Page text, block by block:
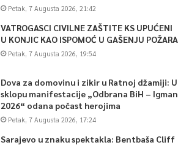
Petak, 7 Augusta 2026, 21:42
VATROGASCI CIVILNE ZAŠTITE KS UPUĆENI
U KONJIC KAO ISPOMOĆ U GAŠENJU POŽARA
Petak, 7 Augusta 2026, 19:54
Dova za domovinu i zikir u Ratnoj džamiji: U
sklopu manifestacije „Odbrana BiH – Igman
2026“ odana počast herojima
Petak, 7 Augusta 2026, 17:24
Sarajevo u znaku spektakla: Bentbaša Cliff